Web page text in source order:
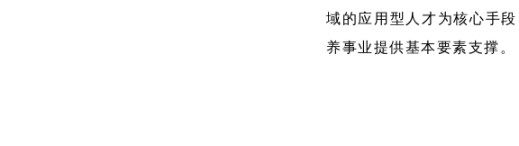
域的应用型人才为核心手
养事业提供基本要素支撑。